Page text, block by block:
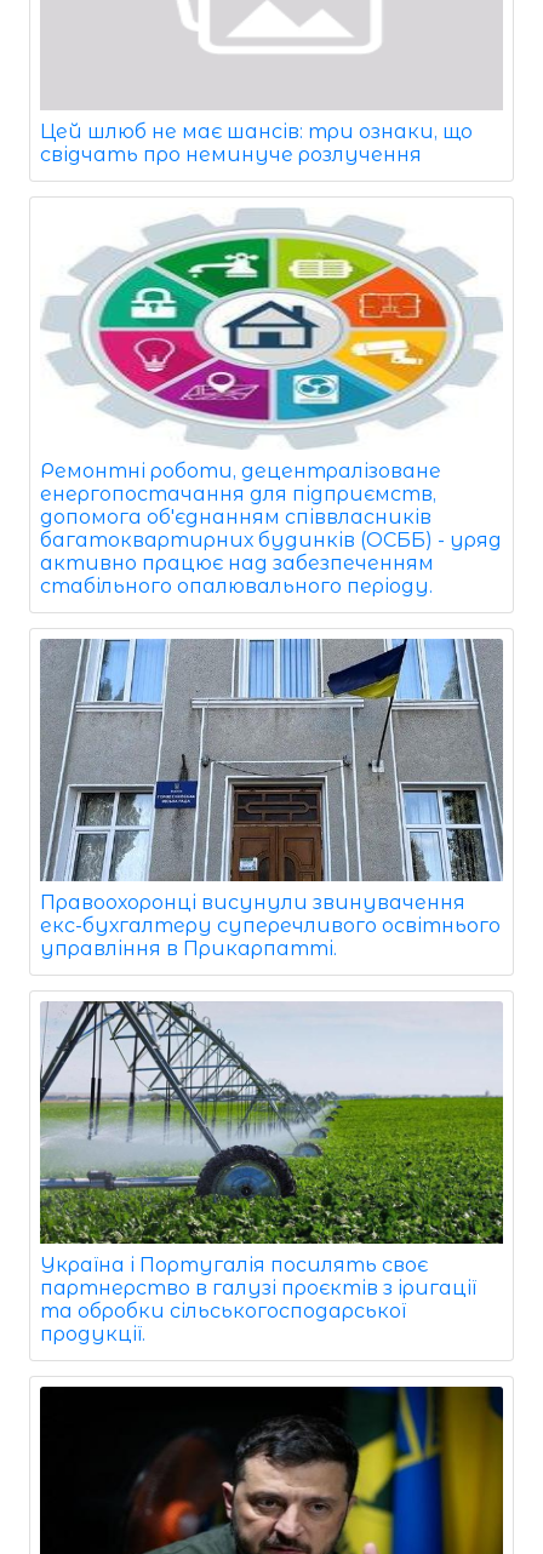
Цей шлюб не має шансів: три ознаки, що
свідчать про неминуче розлучення
Ремонтні роботи, децентралізоване
енергопостачання для підприємств,
допомога об'єднанням співвласників
багатоквартирних будинків (ОСББ) - уряд
активно працює над забезпеченням
стабільного опалювального періоду.
Правоохоронці висунули звинувачення
екс-бухгалтеру суперечливого освітнього
управління в Прикарпатті.
Україна і Португалія посилять своє
партнерство в галузі проєктів з іригації
та обробки сільськогосподарської
продукції.